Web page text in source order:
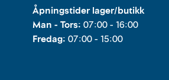
Åpningstider lager/butikk
Man - Tors: 07:00 - 16:00
Fredag: 07:00 - 15:00